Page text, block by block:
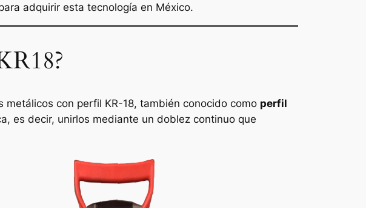
adquirir esta tecnología en México.
con perfil KR-18, también conocido como perfil
es decir, unirlos mediante un doblez continuo que